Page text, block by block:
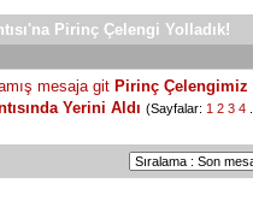
Pirinç Çelengi Yolladık!
Pirinç
Yerini Aldı (Sayfalar: 1 2 3 4